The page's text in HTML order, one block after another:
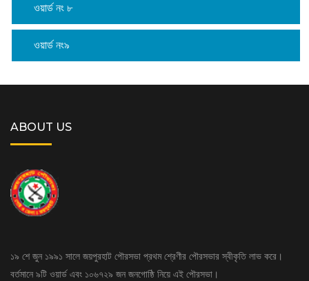
ওয়ার্ড নং ৮
ওয়ার্ড নং৯
ABOUT US
১৯ শে জুন ১৯৯১ সালে জয়পুরহাট পৌরসভা প্রথম শ্রেণীর পৌরসভার স্বীকৃতি লাভ করে।
বর্তমানে ৯টি ওয়ার্ড এবং ১০৬৭২৯ জন জনগোষ্ঠি নিয়ে এই পৌরসভা।